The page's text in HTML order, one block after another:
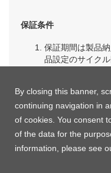
保証条件
保証期間は製品
品設定のサイク
ない
お客様のご使用
この状況は保証
Welcome tocontact us,
By closing this banner,
continuing navigation in
of cookies. You consent
of the data for the
information, please see